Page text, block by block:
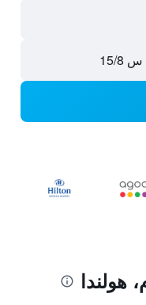
س 15/8
هولندا